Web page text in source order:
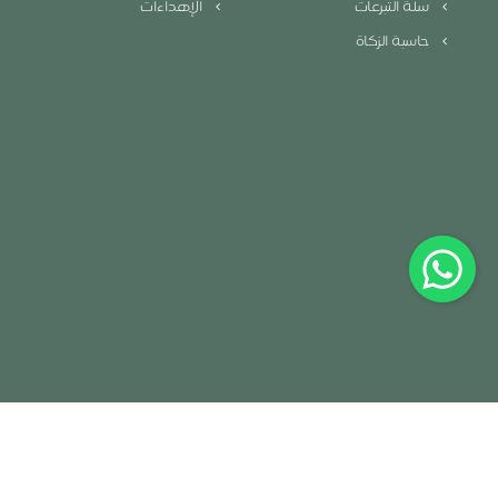
سلة التبرعات
الإهداءات
حاسبة الزكاة